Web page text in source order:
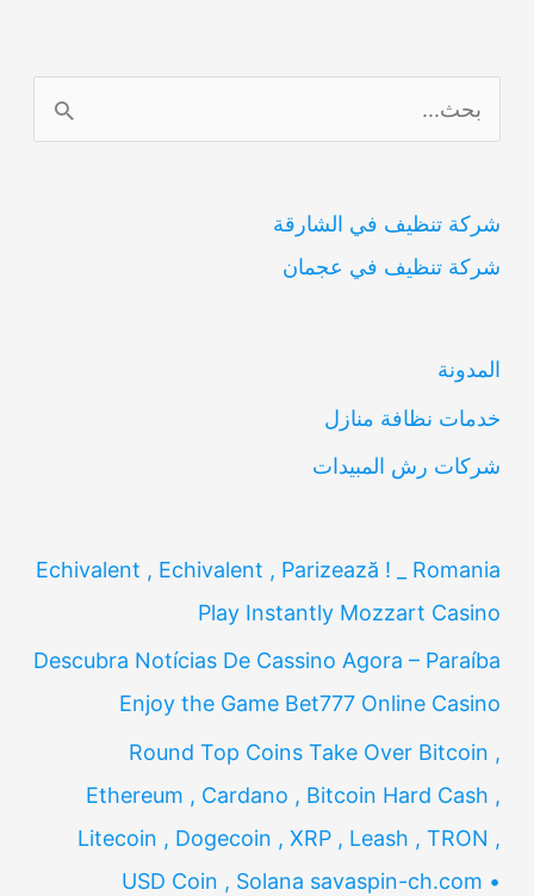
ل
ح
ث
ن
شركة تنظيف في الشارقة
شركة تنظيف في عجمان
المدونة
خدمات نظافة منازل
شركات رش المبيدات
Echivalent , Echivalent , Parizează ! _ Romania
Play Instantly Mozzart Casino
Descubra Notícias De Cassino Agora – Paraíba
Enjoy the Game Bet777 Online Casino
Round Top Coins Take Over Bitcoin ,
Ethereum , Cardano , Bitcoin Hard Cash ,
Litecoin , Dogecoin , XRP , Leash , TRON ,
USD Coin , Solana savaspin-ch.com •